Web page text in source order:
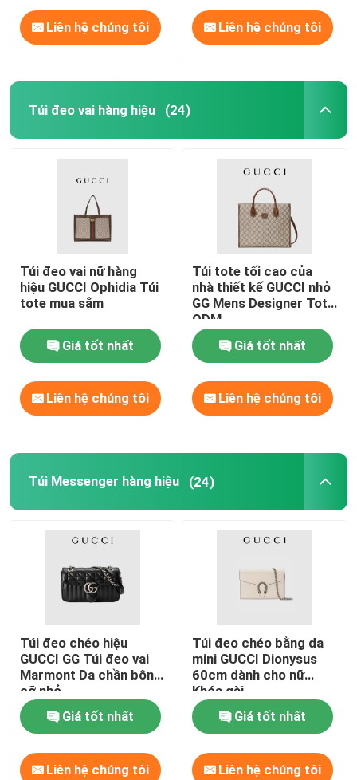
Các sản phẩm
Video
VỀ CHÚNG TÔI
Tham quan nhà máy
Tin tức
Các trường hợp
Blog
Túi Xách Nữ Hàng Hiệu
Liên hệ chúng tôi Liên hệ chúng tôi
Túi đeo vai hàng hiệu (24)
Túi đeo vai nữ hàng
hiệu GUCCI Ophidia Túi
tote mua sắm
Giá tốt nhất
Liên hệ chúng tôi
Túi tote tối cao của
nhà thiết kế GUCCI nhỏ
GG Mens Designer Tote
ODM
Giá tốt nhất
Liên hệ chúng tôi
Túi Messenger hàng hiệu (24)
Túi đeo chéo hiệu
GUCCI GG Túi đeo vai
Marmont Da chần bông
cỡ nhỏ
Giá tốt nhất
Liên hệ chúng tôi
Túi đeo chéo bằng da
mini GUCCI Dionysus
60cm dành cho nữ
Khóa gài
Giá tốt nhất
Liên hệ chúng tôi